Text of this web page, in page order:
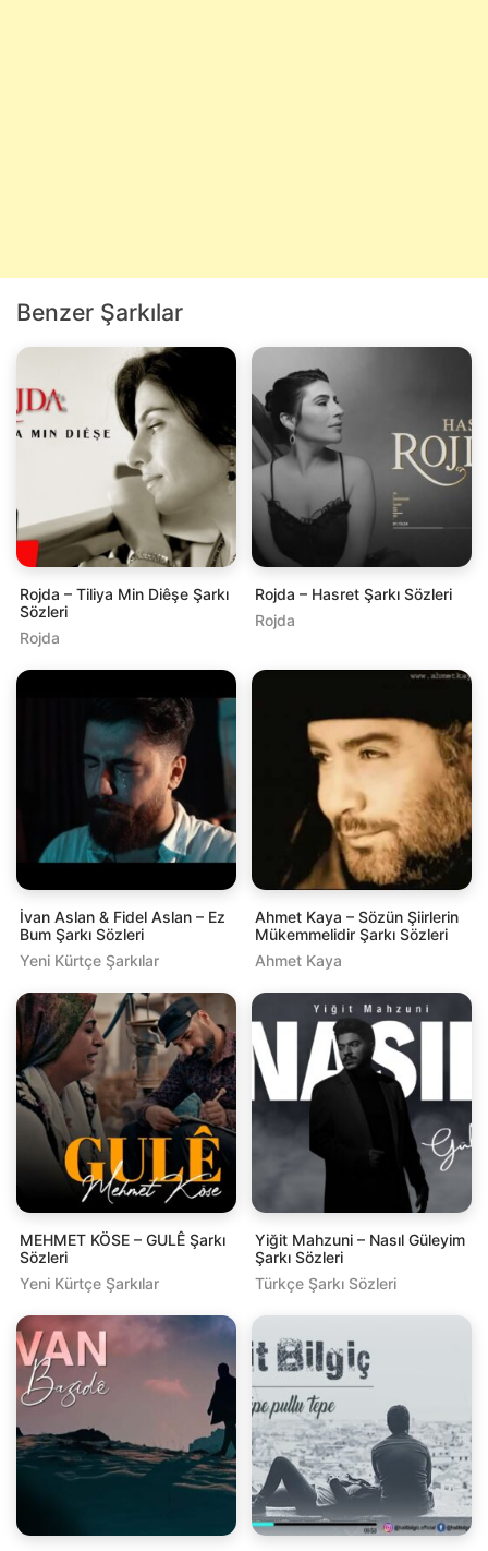
Benzer Şarkılar
Rojda – Tiliya Min Diêşe Şarkı
Sözleri
Rojda
Rojda – Hasret Şarkı Sözleri
Rojda
İvan Aslan & Fidel Aslan – Ez
Bum Şarkı Sözleri
Yeni Kürtçe Şarkılar
Ahmet Kaya – Sözün Şiirlerin
Mükemmelidir Şarkı Sözleri
Ahmet Kaya
MEHMET KÖSE – GULÊ Şarkı
Sözleri
Yeni Kürtçe Şarkılar
Yiğit Mahzuni – Nasıl Güleyim
Şarkı Sözleri
Türkçe Şarkı Sözleri